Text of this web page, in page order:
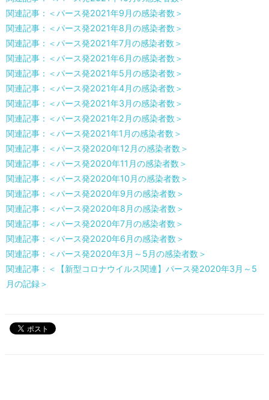
関連記事：＜パース発2021年9月の感染者数＞
関連記事：＜パース発2021年8月の感染者数＞
関連記事：＜パース発2021年7月の感染者数＞
関連記事：＜パース発2021年6月の感染者数＞
関連記事：＜パース発2021年5月の感染者数＞
関連記事：＜パース発2021年4月の感染者数＞
関連記事：＜パース発2021年3月の感染者数＞
関連記事：＜パース発2021年2月の感染者数＞
関連記事：＜パース発2021年1月の感染者数＞
関連記事：＜パース発2020年12月の感染者数＞
関連記事：＜パース発2020年11月の感染者数＞
関連記事：＜パース発2020年10月の感染者数＞
関連記事：＜パース発2020年9月の感染者数＞
関連記事：＜パース発2020年8月の感染者数＞
関連記事：＜パース発2020年7月の感染者数＞
関連記事：＜パース発2020年6月の感染者数＞
関連記事：＜パース発2020年3月～5月の感染者数＞
関連記事：＜【新型コロナウイルス関連】パース発2020年3月～5
月の記録＞